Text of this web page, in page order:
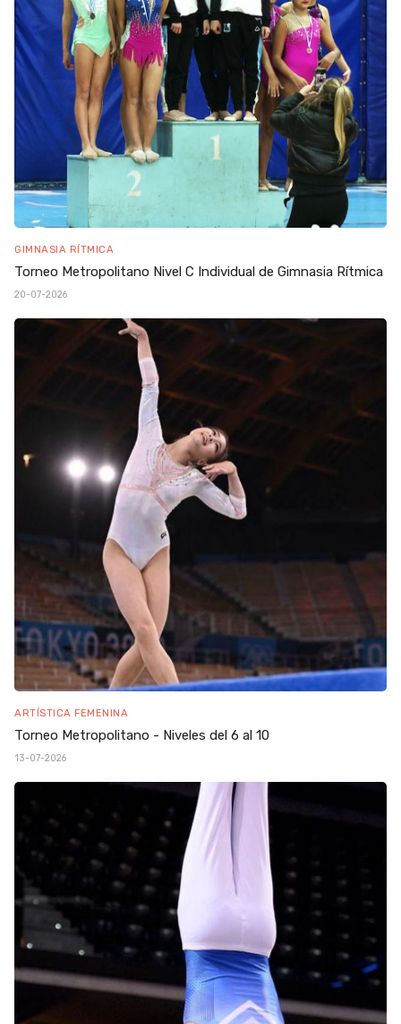
GIMNASIA RÍTMICA
Torneo Metropolitano Nivel C Individual de Gimnasia Rítmica
20-07-2026
ARTÍSTICA FEMENINA
Torneo Metropolitano - Niveles del 6 al 10
13-07-2026